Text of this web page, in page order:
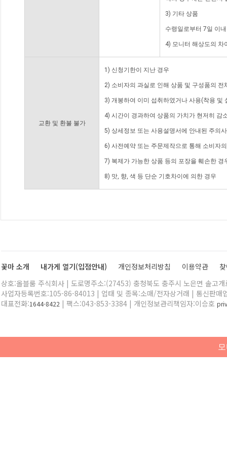
3) 기타 상품
수령일로부터 7일 이
4) 모니터 해상도의 차
교환 및 환불 불가
1) 신청기한이 지난 경우
2) 소비자의 과실로 인해 상품 및 구성품의
3) 개봉하여 이미 섭취하였거나 사용(착용 및
4) 시간이 경과하여 상품의 가치가 현저히 감
5) 상세정보 또는 사용설명서에 안내된 주의
6) 사전예약 또는 주문제작으로 통해 소비자
7) 복제가 가능한 상품 등의 포장을 훼손한 경
8) 맛, 향, 색 등 단순 기호차이에 의한 경우
꽃마 소개 내가게 열기(입점안내) 개인정보처리방침 이용약관
상호:올블룸 주식회사 | 도로명주소:(27453) 충청북도 충주시 노은면 솔고
사업자등록번호:105-86-84013 | 업태 및 종목:소매/전자상거래 | 통신판매
대표전화:1644-8422 | 팩스:043-853-3384 | 개인정보관리책임자:이승호